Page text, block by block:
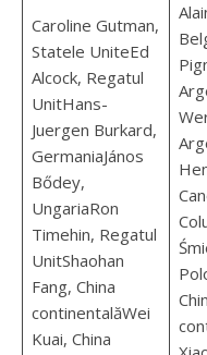
Caroline Gutman,
Statele UniteEd
Alcock, Regatul
UnitHans-
Juergen Burkard,
GermaniaJános
Bődey,
UngariaRon
Timehin, Regatul
UnitShaohan
Fang, China
continentalăWei
Kuai, China